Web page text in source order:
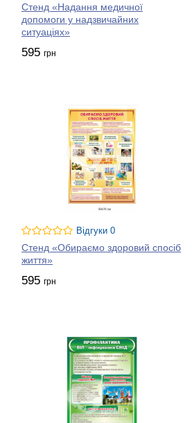
Стенд «Надання медичної
допомоги у надзвичайних
ситуаціях»
595 грн
Відгуки 0
Стенд «Обираємо здоровий спосіб
життя»
595 грн